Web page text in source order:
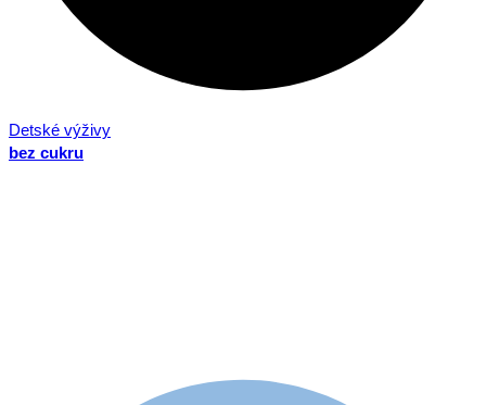
Detské výživy
bez cukru